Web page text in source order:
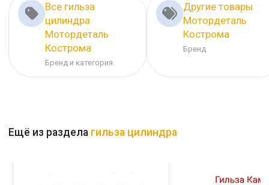
Все гильза
цилиндра
Мотордеталь
Кострома
Бренд и категория
Другие товары
Мотордеталь
Кострома
Бренд
Ещё из раздела гильза цилиндра